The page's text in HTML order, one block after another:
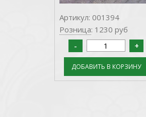
Артикул: 001394
Розница: 1230 руб